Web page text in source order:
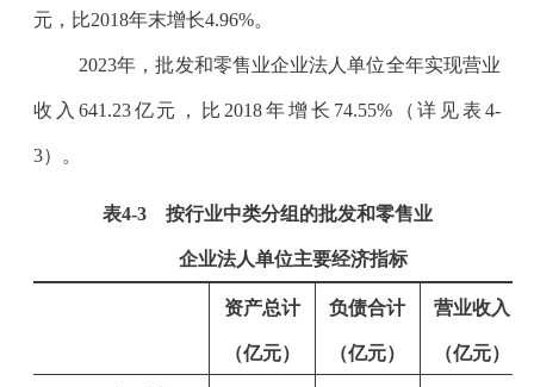
元，比2018年末增长4.96%。
2023年，批发和零售业企业法人单位全年实现营业
收入 641.23亿元，比 2018年增长 74.55%（详见表4-
3）。
表4-3按行业中类分组的批发和零售业
企业法人单位主要经济指标
资产总计
（亿元）
负债合计
（亿元）
营业收入
（亿元）